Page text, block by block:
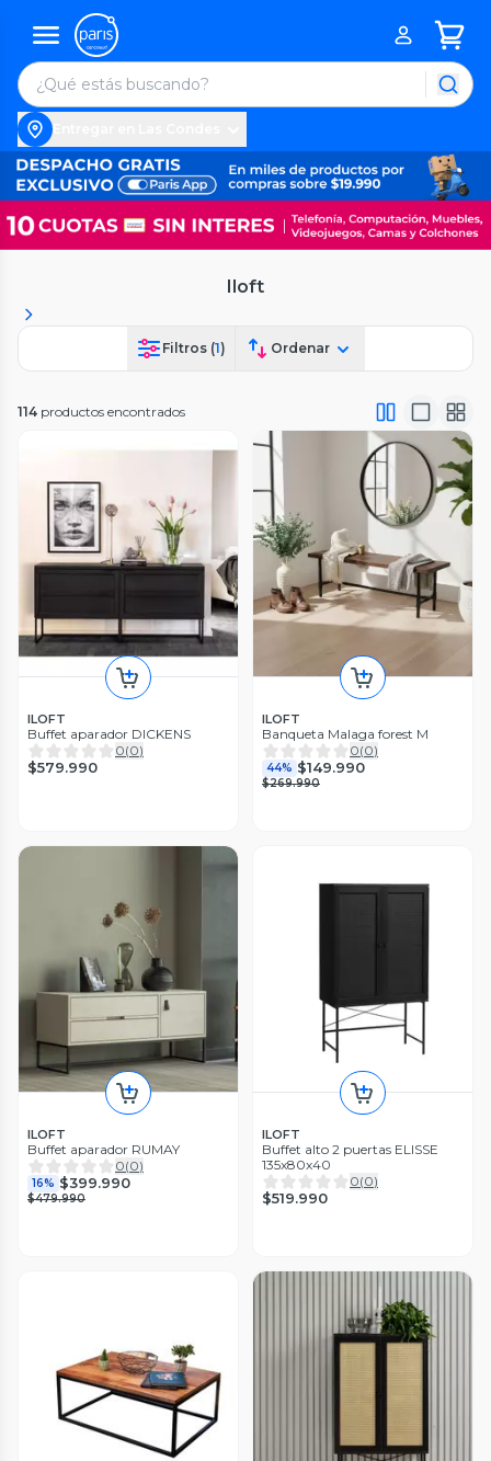
Iloft
Filtros (1) Ordenar
114 productos encontrados
ILOFT
Buffet aparador DICKENS
0(0)
$579.990
ILOFT
Banqueta Malaga forest M
0(0)
44% $149.990
$269.990
ILOFT
Buffet aparador RUMAY
0(0)
16% $399.990
$479.990
ILOFT
Buffet alto 2 puertas ELISSE
135x80x40
0(0)
$519.990